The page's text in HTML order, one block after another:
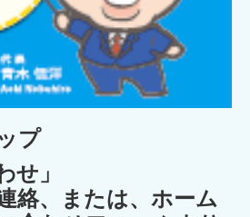
プ
せ」
絡、または、ホーム